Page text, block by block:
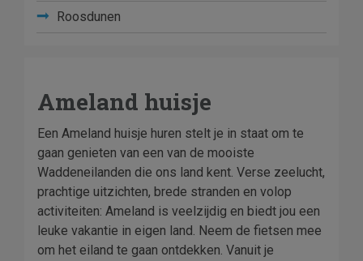
Roosdunen
Ameland huisje
Een Ameland huisje huren stelt je in staat om te
gaan genieten van een van de mooiste
Waddeneilanden die ons land kent. Verse zeelucht,
prachtige uitzichten, brede stranden en volop
activiteiten: Ameland is veelzijdig en biedt jou een
leuke vakantie in eigen land. Neem de fietsen mee
om het eiland te gaan ontdekken. Vanuit je